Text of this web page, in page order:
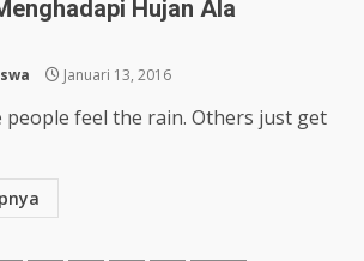
Hujan Ala
Januari 13, 2016
people feel the rain. Others just get